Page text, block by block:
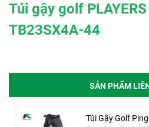
Túi gậy golf
TB23SX4A-44
SẢN PHẨM
Túi Gậy Golf